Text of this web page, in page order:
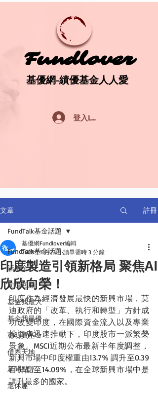
Fundlover
Fundlover
基優網-績優基金人人愛
基優網-績優基金人人愛
登入Log In
文章 註冊
FundTalk基金話題
話基金
前瞻回顧
基金我最大
基金我最優
聰明買基金
債券天地
新聞點評
退休趣
FundTalk基金話題
印度製造引領新格局 聚焦AI
欣欣向榮！
基優網Fundlover編輯
2023年11月23日 讀畢需時 3 分鐘
印度作為經濟發展最快的新興市場，莫
迪政府的「改革、執行和轉型」方針成
功改變印度，在國際資金流入以及專業
投資者迅速推動下，印度股市一派繁榮
景象。MSCI近期公布最新半年度調整，
新興市場中印度權重由13.7% 調升至0.39
百分點至14.09%，在全球新興市場中是
調升最多的國家。